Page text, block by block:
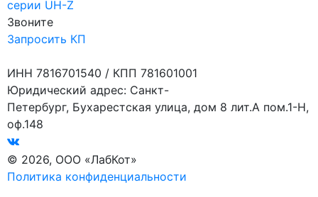
серии UH-Z
Звоните
Запросить КП
ИНН 7816701540 / КПП 781601001
Юридический адрес: Санкт-
Петербург, Бухарестская улица, дом 8 лит.А пом.1-Н,
оф.148
© 2026, ООО «ЛабКот»
Политика конфиденциальности